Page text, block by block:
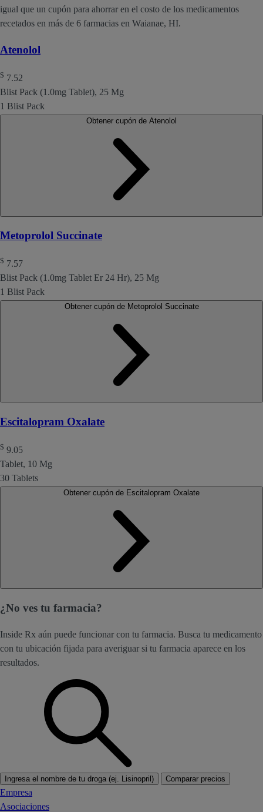
igual que un cupón para ahorrar en el costo de los medicamentos
recetados en más de 6 farmacias en Waianae, HI.
Atenolol
$ 7.52
Blist Pack (1.0mg Tablet), 25 Mg
1 Blist Pack
Metoprolol Succinate
$ 7.57
Blist Pack (1.0mg Tablet Er 24 Hr), 25 Mg
1 Blist Pack
Obtener cupón de Metoprolol Succinate
Escitalopram Oxalate
$ 9.05
Tablet, 10 Mg
30 Tablets
¿No ves tu farmacia?
Inside Rx aún puede funcionar con tu farmacia. Busca tu medicamento
con tu ubicación fijada para averiguar si tu farmacia aparece en los
resultados.
Ingresa el nombre de tu droga (ej. Lisinopril) Comparar precios
Empresa
Asociaciones